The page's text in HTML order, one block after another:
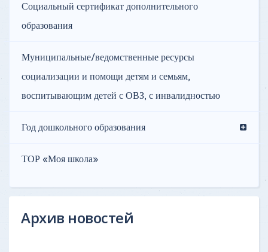
Социальный сертификат дополнительного
образования
Муниципальные/ведомственные ресурсы
социализации и помощи детям и семьям,
воспитывающим детей с ОВЗ, с инвалидностью
Год дошкольного образования
ТОР «Моя школа»
Архив новостей